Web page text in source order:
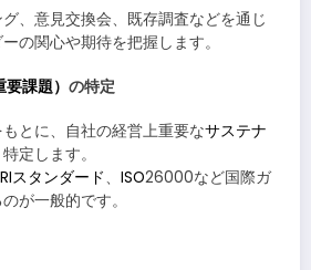
、意見交換会、既存調査などを通じ
の関心や期待を把握します。
課題） の特定
とに、自社の経営上重要なサステナ
定します。
スタンダード、 ISO26000など国際ガ
が一般的です。